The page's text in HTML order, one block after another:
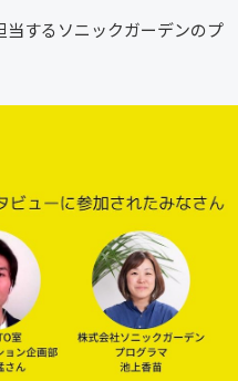
するソニックガーデンのプ